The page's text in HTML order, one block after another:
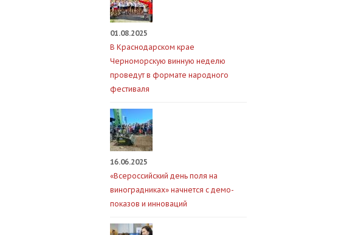
01.08.2025
В Краснодарском крае
Черноморскую винную неделю
проведут в формате народного
фестиваля
16.06.2025
«Всероссийский день поля на
виноградниках» начнется с демо-
показов и инноваций